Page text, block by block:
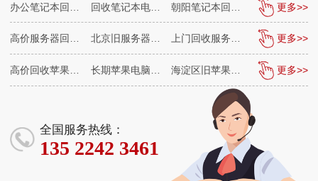
回收笔记本电脑，企业笔记本回收，个人笔记本回收 更多>>
高价服务器回收，上门回收服务器 北京旧服务器回收，网络设备回收，交换机回收 上门回收服务器，回收旧服务器，回收服务器多少钱 更多>>
高价回收苹果电脑，苹果笔记本电脑回收 长期苹果电脑回收，专业苹果笔记本回收 海淀区旧苹果电脑回收，二手苹果笔记本回收 更多>>
全国服务热线：
135 2242 3461